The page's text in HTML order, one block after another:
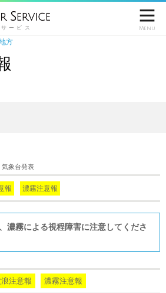
ービス

Menu
方
象台発表
報 濃霧注意報
濃霧による視程障害に注意してくださ
注意報 濃霧注意報